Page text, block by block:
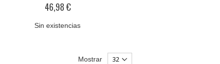
46,98 €
Sin existencias
Mostrar